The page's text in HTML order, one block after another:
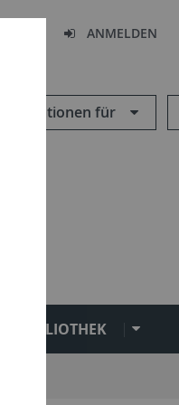
ANMELDEN
Informationen für
BIBLIOTHEK